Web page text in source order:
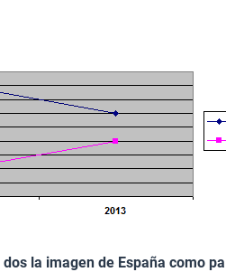
la imagen de España como